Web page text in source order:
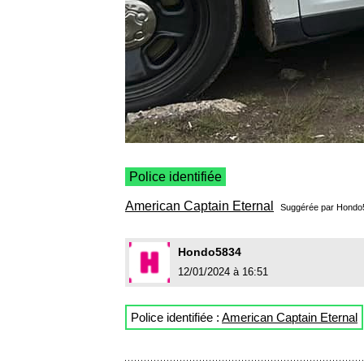
Police identifiée
American Captain Eternal Suggérée par
Hondo5834
12/01/2024 à 16:51
Police identifiée : American Captain Eternal